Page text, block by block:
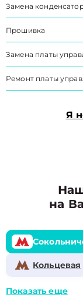
Замена
Прошивка
Замена платы
Ремонт платы
Я
на
Кольцевая
Показать еще